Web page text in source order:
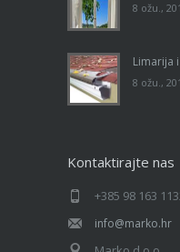
8 ožu.,
Limarija
8 ožu.,
Kontaktirajte nas
+385 98 163
info@marko.hr